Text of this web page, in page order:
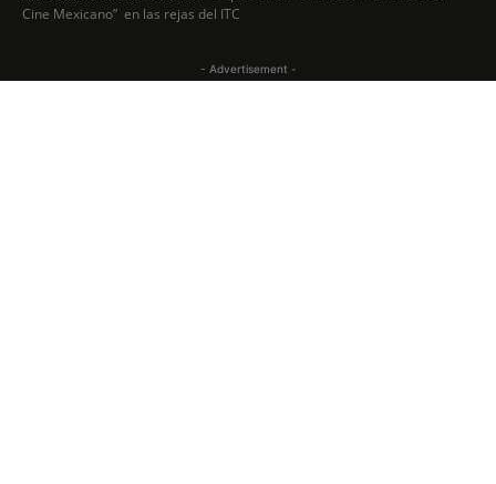
Cine Mexicano” en las rejas del ITC
- Advertisement -